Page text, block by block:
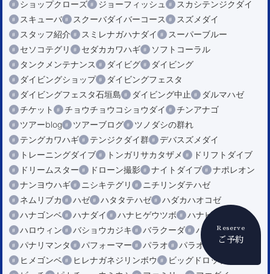
Reserve
ご予約
ショップクローズ
ジョーフィッシュ
スカシテンジクダイ
スキューバ
スクーバダイバーコース
スズメダイ
スタッフ紹介
スミレナガハナダイ
スーパーブルー
セソコテグリ
セダカカワハギ
ソフトコーラル
タンクメンテナンス
ダイビグ
ダイビング
ダイビングショップ
ダイビングフェスタ
ダイビングフェスタ石垣島
ダイビング中止
ダルマハゼ
チケット
チョウチョウコショウダイ
チンアナゴ
ツアーblog
ツアーブログ
ツノダシの群れ
テングカワハギ
テンジクダイ群
デバスズメダイ
トレーニングダイブ
トンガリサカタザメ
ドリフトダイブ
ドリームスター
ドローン撮影 ナイトダイブ
ナポレオン
ナンヨウハギ
ニシキテグリ
ニチリンダテハゼ
ネムリブカ
ハゼ ハタタテハゼ
ハダカハオコゼ
ハナゴンベ
ハナダイ ハナヒゲウツボ
ハナビラウツボ
ハロウィン
バショウカジキ バラクーダ
パナリ
パナリマンタ
パフォーマー パラオ
パラオ龍馬クルーズ
ヒメゴンベ
ヒレナガネジリンボウ
ビッグドロップ